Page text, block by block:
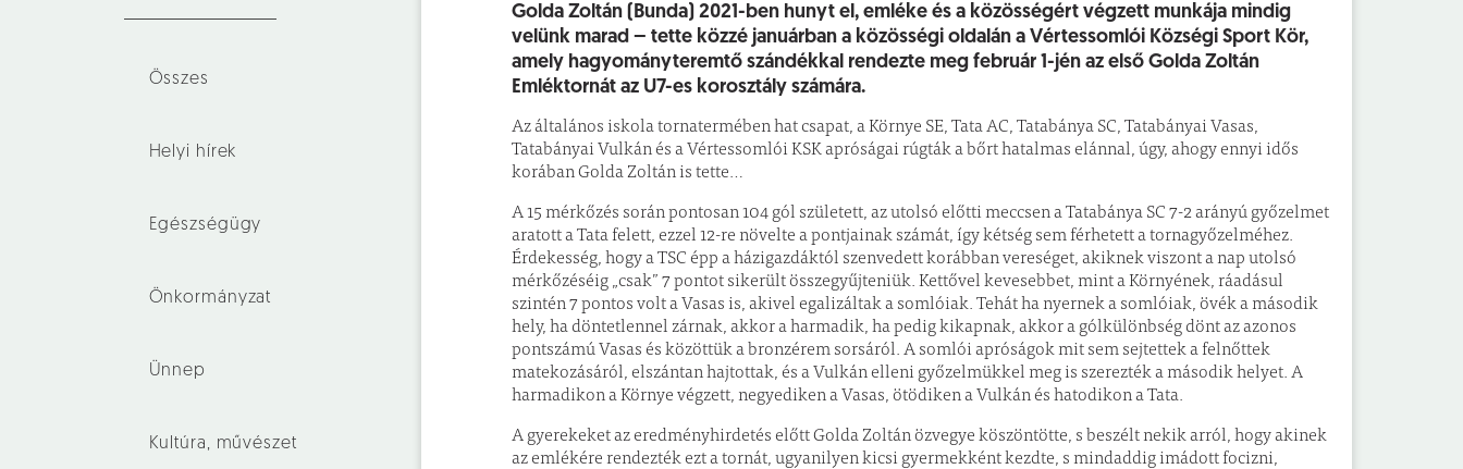
Összes
Helyi hírek
Egészségügy
Önkormányzat
Ünnep
Kultúra, művészet
Golda Zoltán (Bunda) 2021-ben hunyt el, emléke és a közösségért végzett munkája mindig
velünk marad – tette közzé januárban a közösségi oldalán a Vértessomlói Községi Sport Kör,
amely hagyományteremtő szándékkal rendezte meg február 1-jén az első Golda Zoltán
Emléktornát az U7-es korosztály számára.
Az általános iskola tornatermében hat csapat, a Környe SE, Tata AC, Tatabánya SC, Tatabányai Vasas,
Tatabányai Vulkán és a Vértessomlói KSK apróságai rúgták a bőrt hatalmas elánnal, úgy, ahogy ennyi idős
korában Golda Zoltán is tette…
A 15 mérkőzés során pontosan 104 gól született, az utolsó előtti meccsen a Tatabánya SC 7-2 arányú győzelmet
aratott a Tata felett, ezzel 12-re növelte a pontjainak számát, így kétség sem férhetett a tornagyőzelméhez.
Érdekesség, hogy a TSC épp a házigazdáktól szenvedett korábban vereséget, akiknek viszont a nap utolsó
mérkőzéséig „csak” 7 pontot sikerült összegyűjteniük. Kettővel kevesebbet, mint a Környének, ráadásul
szintén 7 pontos volt a Vasas is, akivel egalizáltak a somlóiak. Tehát ha nyernek a somlóiak, övék a második
hely, ha döntetlennel zárnak, akkor a harmadik, ha pedig kikapnak, akkor a gólkülönbség dönt az azonos
pontszámú Vasas és közöttük a bronzérem sorsáról. A somlói apróságok mit sem sejtettek a felnőttek
matekozásáról, elszántan hajtottak, és a Vulkán elleni győzelmükkel meg is szerezték a második helyet. A
harmadikon a Környe végzett, negyediken a Vasas, ötödiken a Vulkán és hatodikon a Tata.
A gyerekeket az eredményhirdetés előtt Golda Zoltán özvegye köszöntötte, s beszélt nekik arról, hogy akinek
az emlékére rendezték ezt a tornát, ugyanilyen kicsi gyermekként kezdte, s mindaddig imádott focizni,